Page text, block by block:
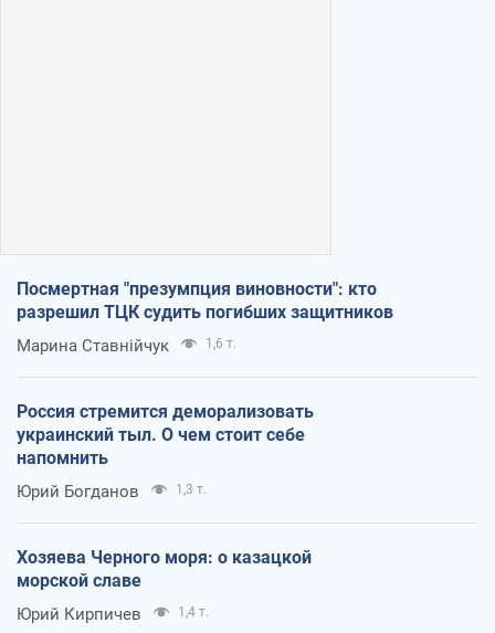
Посмертная "презумпция виновности": кто
разрешил ТЦК судить погибших защитников
Марина Ставнійчук 1,6 т.
Россия стремится деморализовать
украинский тыл. О чем стоит себе
напомнить
Юрий Богданов 1,3 т.
Хозяева Черного моря: о казацкой
морской славе
Юрий Кирпичев 1,4 т.